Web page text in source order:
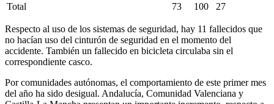
Total
73 100 27
Respecto al uso de los sistemas de seguridad, hay 11 fallecidos que
no hacían uso del cinturón de seguridad en el momento del
accidente. También un fallecido en bicicleta circulaba sin el
correspondiente casco.
Por comunidades autónomas, el comportamiento de este primer mes
del año ha sido desigual. Andalucía, Comunidad Valenciana y